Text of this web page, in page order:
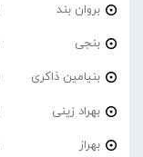
بروان بند
بنجی
بنیامین ذاکری
بهراد زینی
بهراز